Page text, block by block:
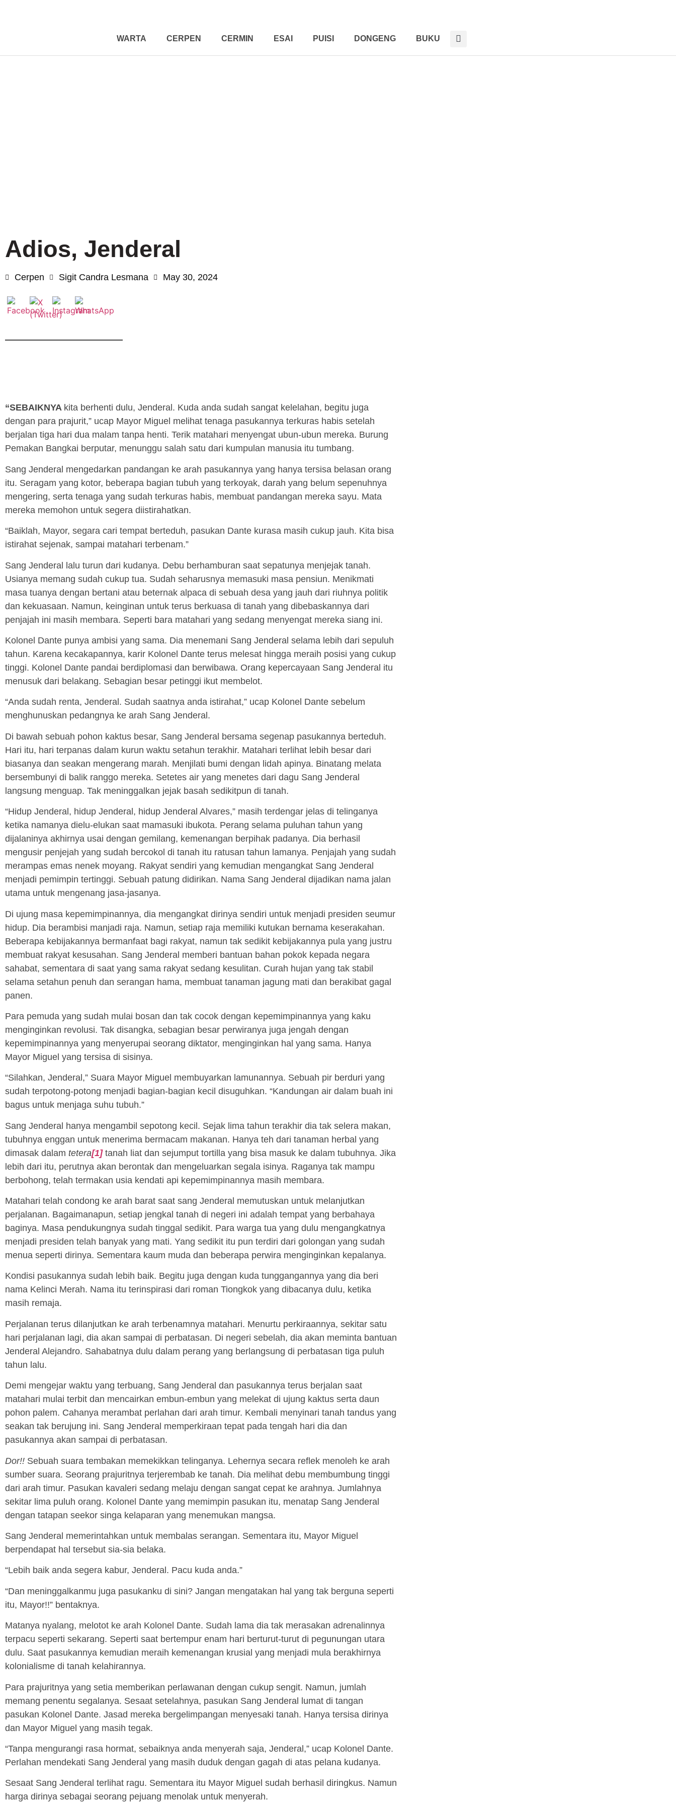
WARTA CERPEN CERMIN ESAI PUISI DONGENG BUKU
Adios, Jenderal
Cerpen Sigit Candra Lesmana May 30, 2024
“SEBAIKNYA kita berhenti dulu, Jenderal. Kuda anda sudah sangat kelelahan, begitu juga
dengan para prajurit,” ucap Mayor Miguel melihat tenaga pasukannya terkuras habis setelah
berjalan tiga hari dua malam tanpa henti. Terik matahari menyengat ubun-ubun mereka. Burung
Pemakan Bangkai berputar, menunggu salah satu dari kumpulan manusia itu tumbang.
Sang Jenderal mengedarkan pandangan ke arah pasukannya yang hanya tersisa belasan orang
itu. Seragam yang kotor, beberapa bagian tubuh yang terkoyak, darah yang belum sepenuhnya
mengering, serta tenaga yang sudah terkuras habis, membuat pandangan mereka sayu. Mata
mereka memohon untuk segera diistirahatkan.
“Baiklah, Mayor, segara cari tempat berteduh, pasukan Dante kurasa masih cukup jauh. Kita bisa
istirahat sejenak, sampai matahari terbenam.”
Sang Jenderal lalu turun dari kudanya. Debu berhamburan saat sepatunya menjejak tanah.
Usianya memang sudah cukup tua. Sudah seharusnya memasuki masa pensiun. Menikmati
masa tuanya dengan bertani atau beternak alpaca di sebuah desa yang jauh dari riuhnya politik
dan kekuasaan. Namun, keinginan untuk terus berkuasa di tanah yang dibebaskannya dari
penjajah ini masih membara. Seperti bara matahari yang sedang menyengat mereka siang ini.
Kolonel Dante punya ambisi yang sama. Dia menemani Sang Jenderal selama lebih dari sepuluh
tahun. Karena kecakapannya, karir Kolonel Dante terus melesat hingga meraih posisi yang cukup
tinggi. Kolonel Dante pandai berdiplomasi dan berwibawa. Orang kepercayaan Sang Jenderal itu
menusuk dari belakang. Sebagian besar petinggi ikut membelot.
“Anda sudah renta, Jenderal. Sudah saatnya anda istirahat,” ucap Kolonel Dante sebelum
menghunuskan pedangnya ke arah Sang Jenderal.
Di bawah sebuah pohon kaktus besar, Sang Jenderal bersama segenap pasukannya berteduh.
Hari itu, hari terpanas dalam kurun waktu setahun terakhir. Matahari terlihat lebih besar dari
biasanya dan seakan mengerang marah. Menjilati bumi dengan lidah apinya. Binatang melata
bersembunyi di balik ranggo mereka. Setetes air yang menetes dari dagu Sang Jenderal
langsung menguap. Tak meninggalkan jejak basah sedikitpun di tanah.
“Hidup Jenderal, hidup Jenderal, hidup Jenderal Alvares,” masih terdengar jelas di telinganya
ketika namanya dielu-elukan saat mamasuki ibukota. Perang selama puluhan tahun yang
dijalaninya akhirnya usai dengan gemilang, kemenangan berpihak padanya. Dia berhasil
mengusir penjejah yang sudah bercokol di tanah itu ratusan tahun lamanya. Penjajah yang sudah
merampas emas nenek moyang. Rakyat sendiri yang kemudian mengangkat Sang Jenderal
menjadi pemimpin tertinggi. Sebuah patung didirikan. Nama Sang Jenderal dijadikan nama jalan
utama untuk mengenang jasa-jasanya.
Di ujung masa kepemimpinannya, dia mengangkat dirinya sendiri untuk menjadi presiden seumur
hidup. Dia berambisi manjadi raja. Namun, setiap raja memiliki kutukan bernama keserakahan.
Beberapa kebijakannya bermanfaat bagi rakyat, namun tak sedikit kebijakannya pula yang justru
membuat rakyat kesusahan. Sang Jenderal memberi bantuan bahan pokok kepada negara
sahabat, sementara di saat yang sama rakyat sedang kesulitan. Curah hujan yang tak stabil
selama setahun penuh dan serangan hama, membuat tanaman jagung mati dan berakibat gagal
panen.
Para pemuda yang sudah mulai bosan dan tak cocok dengan kepemimpinannya yang kaku
menginginkan revolusi. Tak disangka, sebagian besar perwiranya juga jengah dengan
kepemimpinannya yang menyerupai seorang diktator, menginginkan hal yang sama. Hanya
Mayor Miguel yang tersisa di sisinya.
“Silahkan, Jenderal,” Suara Mayor Miguel membuyarkan lamunannya. Sebuah pir berduri yang
sudah terpotong-potong menjadi bagian-bagian kecil disuguhkan. “Kandungan air dalam buah ini
bagus untuk menjaga suhu tubuh.”
Sang Jenderal hanya mengambil sepotong kecil. Sejak lima tahun terakhir dia tak selera makan,
tubuhnya enggan untuk menerima bermacam makanan. Hanya teh dari tanaman herbal yang
dimasak dalam tetera[1]tanah liat dan sejumput tortilla yang bisa masuk ke dalam tubuhnya. Jika
lebih dari itu, perutnya akan berontak dan mengeluarkan segala isinya. Raganya tak mampu
berbohong, telah termakan usia kendati api kepemimpinannya masih membara.
Matahari telah condong ke arah barat saat sang Jenderal memutuskan untuk melanjutkan
perjalanan. Bagaimanapun, setiap jengkal tanah di negeri ini adalah tempat yang berbahaya
baginya. Masa pendukungnya sudah tinggal sedikit. Para warga tua yang dulu mengangkatnya
menjadi presiden telah banyak yang mati. Yang sedikit itu pun terdiri dari golongan yang sudah
menua seperti dirinya. Sementara kaum muda dan beberapa perwira menginginkan kepalanya.
Kondisi pasukannya sudah lebih baik. Begitu juga dengan kuda tunggangannya yang dia beri
nama Kelinci Merah. Nama itu terinspirasi dari roman Tiongkok yang dibacanya dulu, ketika
masih remaja.
Perjalanan terus dilanjutkan ke arah terbenamnya matahari. Menurtu perkiraannya, sekitar satu
hari perjalanan lagi, dia akan sampai di perbatasan. Di negeri sebelah, dia akan meminta bantuan
Jenderal Alejandro. Sahabatnya dulu dalam perang yang berlangsung di perbatasan tiga puluh
tahun lalu.
Demi mengejar waktu yang terbuang, Sang Jenderal dan pasukannya terus berjalan saat
matahari mulai terbit dan mencairkan embun-embun yang melekat di ujung kaktus serta daun
pohon palem. Cahanya merambat perlahan dari arah timur. Kembali menyinari tanah tandus yang
seakan tak berujung ini. Sang Jenderal memperkiraan tepat pada tengah hari dia dan
pasukannya akan sampai di perbatasan.
Dor!! Sebuah suara tembakan memekikkan telinganya. Lehernya secara reflek menoleh ke arah
sumber suara. Seorang prajuritnya terjerembab ke tanah. Dia melihat debu membumbung tinggi
dari arah timur. Pasukan kavaleri sedang melaju dengan sangat cepat ke arahnya. Jumlahnya
sekitar lima puluh orang. Kolonel Dante yang memimpin pasukan itu, menatap Sang Jenderal
dengan tatapan seekor singa kelaparan yang menemukan mangsa.
Sang Jenderal memerintahkan untuk membalas serangan. Sementara itu, Mayor Miguel
berpendapat hal tersebut sia-sia belaka.
“Lebih baik anda segera kabur, Jenderal. Pacu kuda anda.”
“Dan meninggalkanmu juga pasukanku di sini? Jangan mengatakan hal yang tak berguna seperti
itu, Mayor!!” bentaknya.
Matanya nyalang, melotot ke arah Kolonel Dante. Sudah lama dia tak merasakan adrenalinnya
terpacu seperti sekarang. Seperti saat bertempur enam hari berturut-turut di pegunungan utara
dulu. Saat pasukannya kemudian meraih kemenangan krusial yang menjadi mula berakhirnya
kolonialisme di tanah kelahirannya.
Para prajuritnya yang setia memberikan perlawanan dengan cukup sengit. Namun, jumlah
memang penentu segalanya. Sesaat setelahnya, pasukan Sang Jenderal lumat di tangan
pasukan Kolonel Dante. Jasad mereka bergelimpangan menyesaki tanah. Hanya tersisa dirinya
dan Mayor Miguel yang masih tegak.
“Tanpa mengurangi rasa hormat, sebaiknya anda menyerah saja, Jenderal,” ucap Kolonel Dante.
Perlahan mendekati Sang Jenderal yang masih duduk dengan gagah di atas pelana kudanya.
Sesaat Sang Jenderal terlihat ragu. Sementara itu Mayor Miguel sudah berhasil diringkus. Namun
harga dirinya sebagai seorang pejuang menolak untuk menyerah.